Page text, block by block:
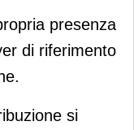
presenza
di riferimento
si